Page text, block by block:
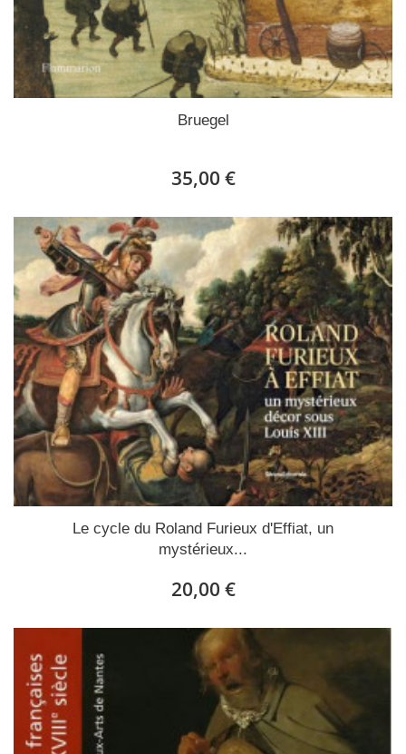
Bruegel
35,00 €
Le cycle du Roland Furieux d'Effiat, un
mystérieux...
20,00 €